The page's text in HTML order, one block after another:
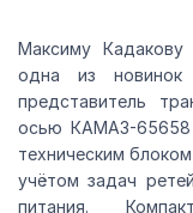
Максиму Кадакову
одна из
представитель
осью КАМАЗ-65658
техническим
учётом задач
питания.